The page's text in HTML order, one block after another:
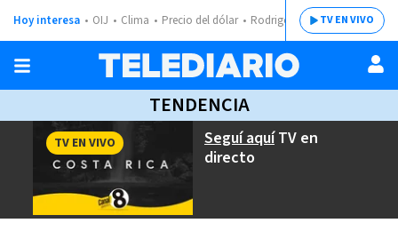
Hoy interesa OIJ Clima Precio del dólar Rodrigo ChavesTV EN VIVO
TENDENCIA
Seguí aquíTV en
directo
TV EN VIVO